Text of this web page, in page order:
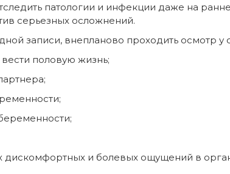
патологии и инфекции даже на
серьезных осложнений.
записи, внепланово проходить осмотр у
половую жизнь;
и болевых ощущений в